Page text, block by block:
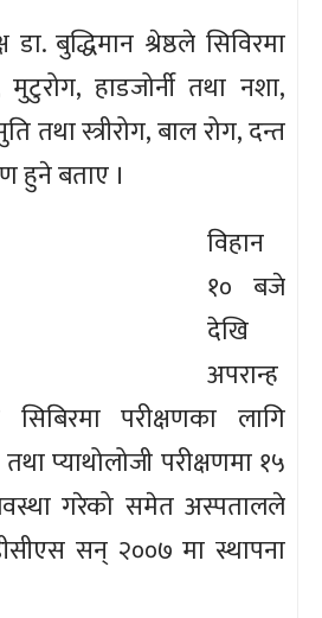
बुद्धिमान श्रेष्ठले सिविरमा
हाडजोर्नी तथा नशा,
तथा स्त्रीरोग, बाल रोग, दन्त
हुने बताए ।
विहान
१० बजे
देखि
अपरान्ह
परीक्षणका लागि
प्याथोलोजी परीक्षणमा १५
गरेको समेत अस्पतालले
सन् २००७ मा स्थापना